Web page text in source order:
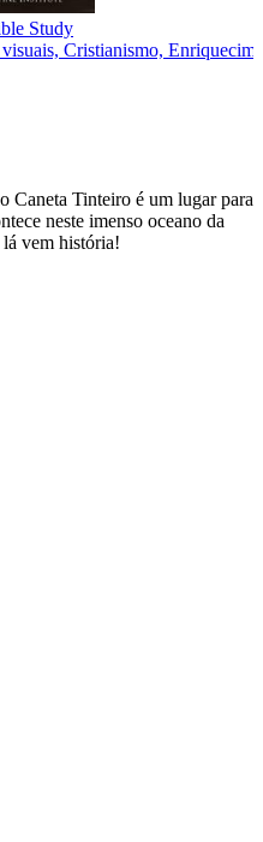
Study
Cristianismo,
Caneta Tinteiro é um lugar para
neste imenso oceano da
vem história!